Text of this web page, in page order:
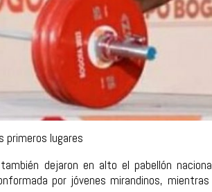
primeros lugares
dejaron en alto el pabellón
por jóvenes mirandinos,